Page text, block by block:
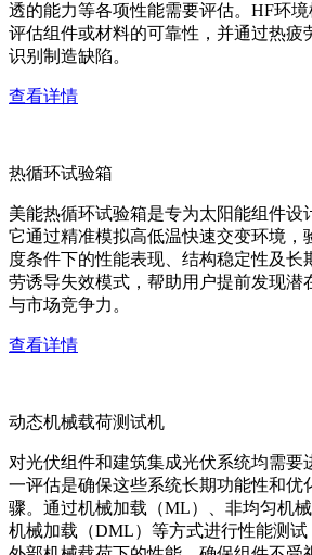
透的能力等各项性能需要评估。HF环
评估组件或材料的可靠性，并通过热疲
识别制造缺陷。
查看详情
热循环试验箱
美能热循环试验箱是专为太阳能组件设
它通过精准模拟高低温快速交变环境，
度条件下的性能表现、结构稳定性及长
劳诱导失效模式，帮助用户提前发现潜
与市场竞争力。
查看详情
动态机械载荷测试机
对光伏组件和建筑集成光伏系统均需要
一评估是确保这些系统长期功能性和优
骤。通过机械加载（ML）、非均匀机
机械加载（DML）等方式进行性能测